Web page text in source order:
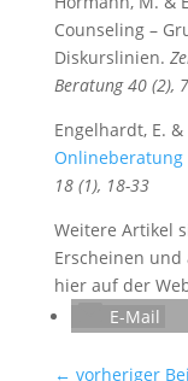
Counseling –
Diskurslinien.
Beratung 40 (2),
Engelhardt, E. &
Onlineberatung
18 (1), 18-33
Weitere Artikel
Erscheinen
hier auf der
E-Mail
← vorheriger